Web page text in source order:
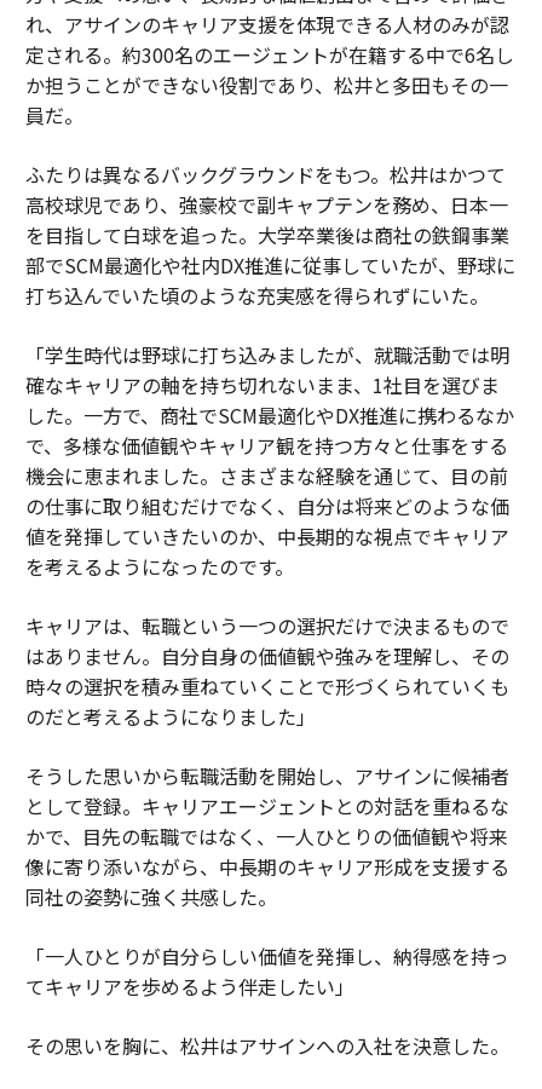
れ、アサインのキャリア支援を体現できる人材のみが認
定される。約300名のエージェントが在籍する中で6名し
か担うことができない役割であり、松井と多田もその一
員だ。
ふたりは異なるバックグラウンドをもつ。松井はかつて
高校球児であり、強豪校で副キャプテンを務め、日本一
を目指して白球を追った。大学卒業後は商社の鉄鋼事業
部でSCM最適化や社内DX推進に従事していたが、野球に
打ち込んでいた頃のような充実感を得られずにいた。
「学生時代は野球に打ち込みましたが、就職活動では明
確なキャリアの軸を持ち切れないまま、1社目を選びま
した。一方で、商社でSCM最適化やDX推進に携わるなか
で、多様な価値観やキャリア観を持つ方々と仕事をする
機会に恵まれました。さまざまな経験を通じて、目の前
の仕事に取り組むだけでなく、自分は将来どのような価
値を発揮していきたいのか、中長期的な視点でキャリア
を考えるようになったのです。
キャリアは、転職という一つの選択だけで決まるもので
はありません。自分自身の価値観や強みを理解し、その
時々の選択を積み重ねていくことで形づくられていくも
のだと考えるようになりました」
そうした思いから転職活動を開始し、アサインに候補者
として登録。キャリアエージェントとの対話を重ねるな
かで、目先の転職ではなく、一人ひとりの価値観や将来
像に寄り添いながら、中長期のキャリア形成を支援する
同社の姿勢に強く共感した。
「一人ひとりが自分らしい価値を発揮し、納得感を持っ
てキャリアを歩めるよう伴走したい」
その思いを胸に、松井はアサインへの入社を決意した。